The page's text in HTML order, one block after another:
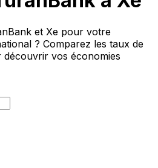
et Xe pour votre
? Comparez les taux de
vos économies